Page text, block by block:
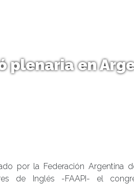
plenaria en
por la Federación Argentina
de Inglés -FAAPI- el